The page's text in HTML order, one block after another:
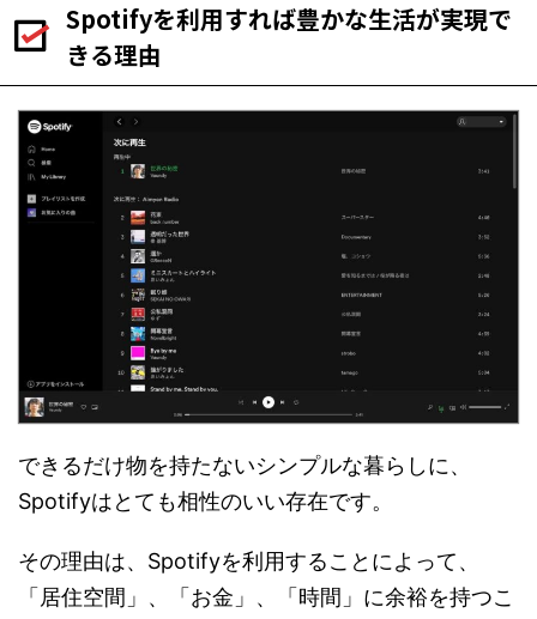
Spotifyを利用すれば豊かな生活が実現で
きる理由
できるだけ物を持たないシンプルな暮らしに、
Spotifyはとても相性のいい存在です。
その理由は、Spotifyを利用することによって、
「居住空間」、「お金」、「時間」に余裕を持つこ